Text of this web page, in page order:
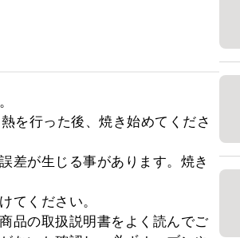
を行った後、焼き始めてくださ
差が生じる事があります。焼き
てください。
品の取扱説明書をよく読んでご